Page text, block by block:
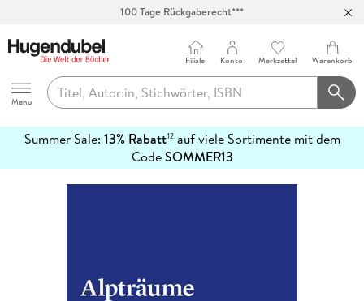
100 Tage Rückgaberecht***
Hugendubel
Menu
Filiale Konto Merkzettel Warenkorb
Summer Sale: 13% Rabatt12auf viele Sortimente mit dem
CodeSOMMER13
erfahren